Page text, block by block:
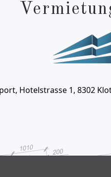
Hotelstrasse 1, 8302